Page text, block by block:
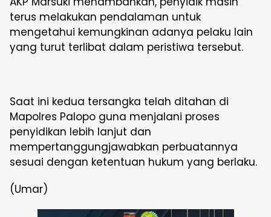
terus melakukan pendalaman untuk
mengetahui kemungkinan adanya pelaku lain
yang turut terlibat dalam peristiwa tersebut.
Saat ini kedua tersangka telah ditahan di
Mapolres Palopo guna menjalani proses
penyidikan lebih lanjut dan
mempertanggungjawabkan perbuatannya
sesuai dengan ketentuan hukum yang berlaku.
(Umar)